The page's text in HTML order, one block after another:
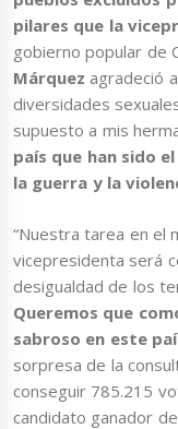
pilares que la
gobierno popular de
Márquezagradeció
diversidades
supuesto a mis
país que han sido
la guerra y la
“Nuestra tarea en el
vicepresidenta será
desigualdad de los
Queremos que
sabroso en este
sorpresa de la
conseguir 785.215
candidato ganador